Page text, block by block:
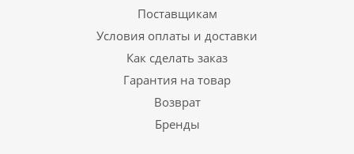
Поставщикам
Условия оплаты и доставки
Как сделать заказ
Гарантия на товар
Возврат
Бренды